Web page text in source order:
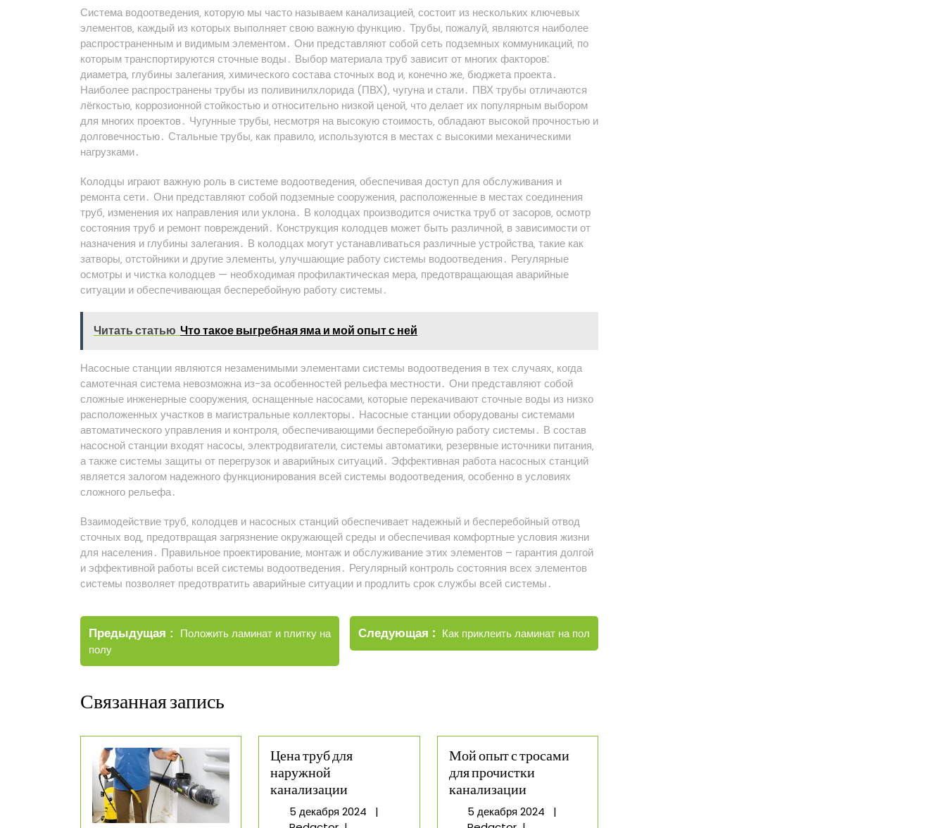
Система водоотведения‚ которую мы часто называем канализацией‚ состоит из нескольких ключевых
элементов‚ каждый из которых выполняет свою важную функцию․ Трубы‚ пожалуй‚ являются наиболее
распространенным и видимым элементом․ Они представляют собой сеть подземных коммуникаций‚ по
которым транспортируются сточные воды․ Выбор материала труб зависит от многих факторов⁚
диаметра‚ глубины залегания‚ химического состава сточных вод и‚ конечно же‚ бюджета проекта․
Наиболее распространены трубы из поливинилхлорида (ПВХ)‚ чугуна и стали․ ПВХ трубы отличаются
лёгкостью‚ коррозионной стойкостью и относительно низкой ценой‚ что делает их популярным выбором
для многих проектов․ Чугунные трубы‚ несмотря на высокую стоимость‚ обладают высокой прочностью и
долговечностью․ Стальные трубы‚ как правило‚ используются в местах с высокими механическими
нагрузками․
Колодцы играют важную роль в системе водоотведения‚ обеспечивая доступ для обслуживания и
ремонта сети․ Они представляют собой подземные сооружения‚ расположенные в местах соединения
труб‚ изменения их направления или уклона․ В колодцах производится очистка труб от засоров‚ осмотр
состояния труб и ремонт повреждений․ Конструкция колодцев может быть различной‚ в зависимости от
назначения и глубины залегания․ В колодцах могут устанавливаться различные устройства‚ такие как
затворы‚ отстойники и другие элементы‚ улучшающие работу системы водоотведения․ Регулярные
осмотры и чистка колодцев — необходимая профилактическая мера‚ предотвращающая аварийные
ситуации и обеспечивающая бесперебойную работу системы․
Читать статью Что такое выгребная яма и мой опыт с ней
Насосные станции являются незаменимыми элементами системы водоотведения в тех случаях‚ когда
самотечная система невозможна из-за особенностей рельефа местности․ Они представляют собой
сложные инженерные сооружения‚ оснащенные насосами‚ которые перекачивают сточные воды из низко
расположенных участков в магистральные коллекторы․ Насосные станции оборудованы системами
автоматического управления и контроля‚ обеспечивающими бесперебойную работу системы․ В состав
насосной станции входят насосы‚ электродвигатели‚ системы автоматики‚ резервные источники питания‚
а также системы защиты от перегрузок и аварийных ситуаций․ Эффективная работа насосных станций
является залогом надежного функционирования всей системы водоотведения‚ особенно в условиях
сложного рельефа․
Взаимодействие труб‚ колодцев и насосных станций обеспечивает надежный и бесперебойный отвод
сточных вод‚ предотвращая загрязнение окружающей среды и обеспечивая комфортные условия жизни
для населения․ Правильное проектирование‚ монтаж и обслуживание этих элементов – гарантия долгой
и эффективной работы всей системы водоотведения․ Регулярный контроль состояния всех элементов
системы позволяет предотвратить аварийные ситуации и продлить срок службы всей системы․
Навигация
по
записям
Предыдущая
Старые
Положить ламинат и плитку на
полу
Следующая
Новые
Как приклеить ламинат на пол
Связанная запись
Цена труб для
наружной
канализации
5 декабря 2024
|
Мой опыт с тросами
для прочистки
канализации
5 декабря 2024
|